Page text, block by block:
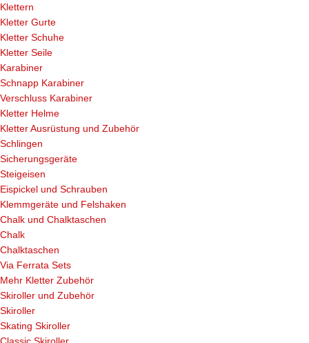
Klettern
Kletter Gurte
Kletter Schuhe
Kletter Seile
Karabiner
Schnapp Karabiner
Verschluss Karabiner
Kletter Helme
Kletter Ausrüstung und Zubehör
Schlingen
Sicherungsgeräte
Steigeisen
Eispickel und Schrauben
Klemmgeräte und Felshaken
Chalk und Chalktaschen
Chalk
Chalktaschen
Via Ferrata Sets
Mehr Kletter Zubehör
Skiroller und Zubehör
Skiroller
Skating Skiroller
Classic Skiroller